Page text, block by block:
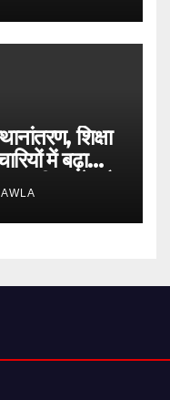
शिक्षा
में बढ़ा
करने और